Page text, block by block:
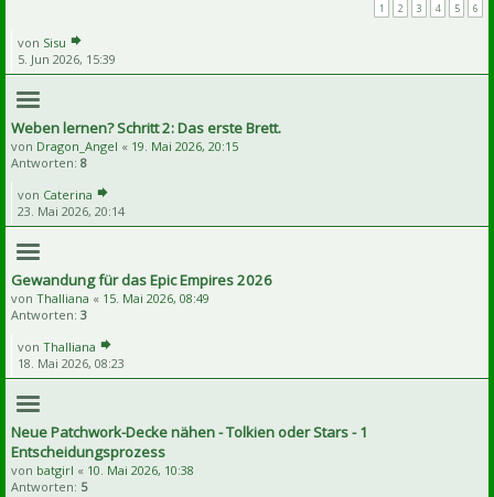
1 2 3 4 5 6
von Sisu
5. Jun 2026, 15:39
Weben lernen? Schritt 2: Das erste Brett.
von Dragon_Angel « 19. Mai 2026, 20:15
Antworten: 8
von Caterina
23. Mai 2026, 20:14
Gewandung für das Epic Empires 2026
von Thalliana « 15. Mai 2026, 08:49
Antworten: 3
von Thalliana
18. Mai 2026, 08:23
Neue Patchwork-Decke nähen - Tolkien oder Stars - 1
Entscheidungsprozess
von batgirl « 10. Mai 2026, 10:38
Antworten: 5